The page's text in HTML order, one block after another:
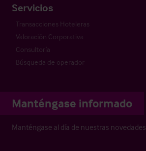
Servicios
Transacciones Hoteleras
Valoración Corporativa
Consultoría
Búsqueda de operador
Manténgase informado
Manténgase al día de nuestras novedades